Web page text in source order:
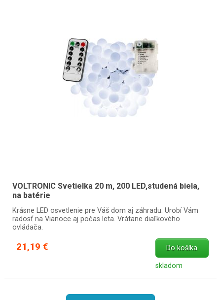
VOLTRONIC Svetielka 20 m, 200 LED,studená biela,
na batérie
Krásne LED osvetlenie pre Váš dom aj záhradu. Urobí Vám
radosť na Vianoce aj počas leta. Vrátane diaľkového
ovládača.
21,19 € Do košíka
skladom